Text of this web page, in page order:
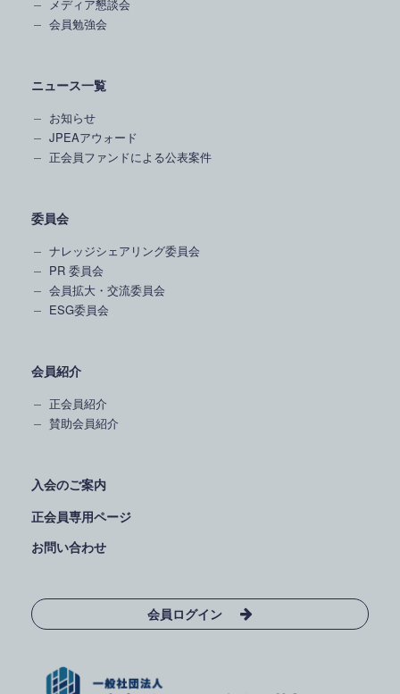
メディア懇談会
会員勉強会
ニュース一覧
お知らせ
JPEAアウォード
正会員ファンドによる公表案件
委員会
ナレッジシェアリング委員会
PR 委員会
会員拡大・交流委員会
ESG委員会
会員紹介
正会員紹介
賛助会員紹介
入会のご案内
正会員専用ページ
お問い合わせ
会員ログイン